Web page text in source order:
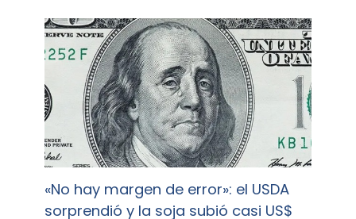
«No hay margen de error»: el USDA
sorprendió y la soja subió casi US$